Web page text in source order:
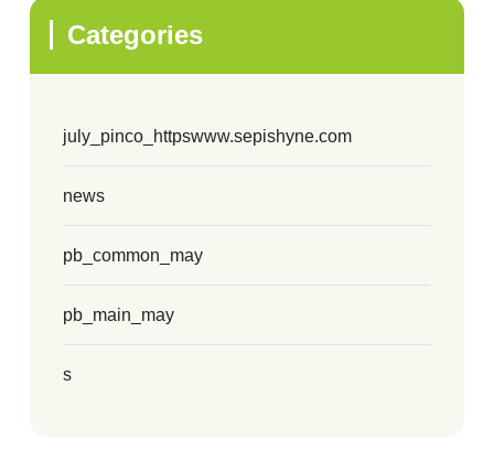
Categories
july_pinco_httpswww.sepishyne.com
news
pb_common_may
pb_main_may
s